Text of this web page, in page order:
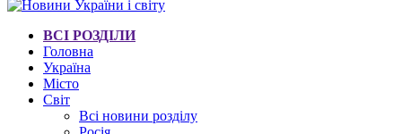
ВСІ РОЗДІЛИ
Головна
Україна
Місто
Світ
Всі новини розділу